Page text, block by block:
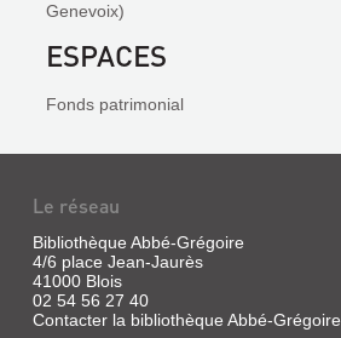
Genevoix)
ESPACES
Fonds patrimonial
Le réseau
Bibliothèque Abbé-Grégoire
4/6 place Jean-Jaurès
41000 Blois
02 54 56 27 40
Contacter la bibliothèque Abbé-Grégoire